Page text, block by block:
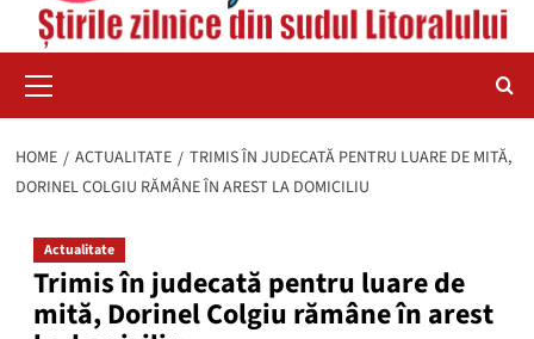
Menu
HOME ACTUALITATE
TRIMIS ÎN JUDECATĂ PENTRU LUARE DE MITĂ,
DORINEL COLGIU RĂMÂNE ÎN AREST LA DOMICILIU
Actualitate
Trimis în judecată pentru luare de
mită, Dorinel Colgiu rămâne în arest